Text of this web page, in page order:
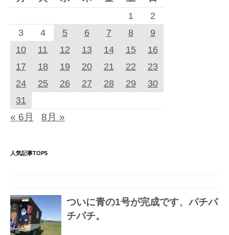
1
2
3
4 5 6 7 8
9
10
11 12 13 14 15
16
17
18 19 20 21 22
23
24
25 26 27 28 29
30
31
« 6月 8月 »
人気記事TOP5
ついに青の1号が完成です、パチパ
チパチ。